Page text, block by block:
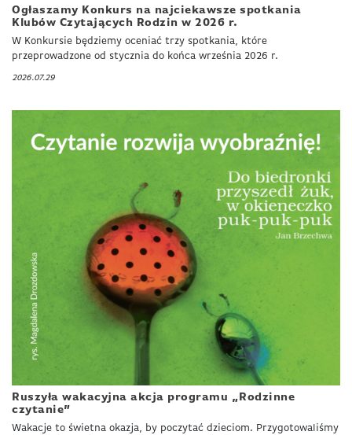
Ogłaszamy Konkurs na najciekawsze spotkania
Klubów Czytających Rodzin w 2026 r.
W Konkursie będziemy oceniać trzy spotkania, które
przeprowadzone od stycznia do końca września 2026 r.
2026.07.29
Ruszyła wakacyjna akcja programu „Rodzinne
czytanie”
Wakacje to świetna okazja, by poczytać dzieciom. Przygotowaliśmy